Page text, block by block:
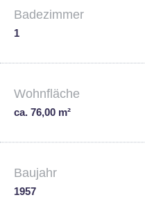
Badezimmer
1
Wohnfläche
ca. 76,00 m²
Baujahr
1957